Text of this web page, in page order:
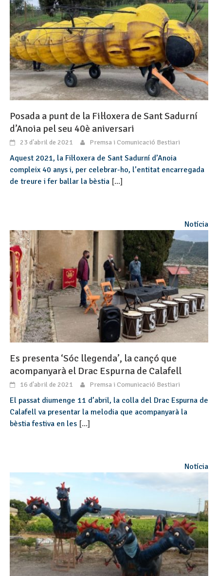
Posada a punt de la Fil·loxera de Sant Sadurní
d’Anoia pel seu 40è aniversari
23 d'abril de 2021 Premsa i Comunicació Bestiari
Aquest 2021, la Fil·loxera de Sant Sadurní d’Anoia
compleix 40 anys i, per celebrar-ho, l’entitat encarregada
de treure i fer ballar la bèstia [...]
Notícia
Es presenta ‘Sóc llegenda’, la cançó que
acompanyarà el Drac Espurna de Calafell
16 d'abril de 2021 Premsa i Comunicació Bestiari
El passat diumenge 11 d’abril, la colla del Drac Espurna de
Calafell va presentar la melodia que acompanyarà la
bèstia festiva en les [...]
Notícia